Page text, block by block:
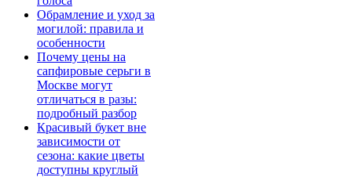
Обрамление и уход за
могилой: правила и
особенности
Почему цены на
сапфировые серьги в
Москве могут
отличаться в разы:
подробный разбор
Красивый букет вне
зависимости от
сезона: какие цветы
доступны круглый